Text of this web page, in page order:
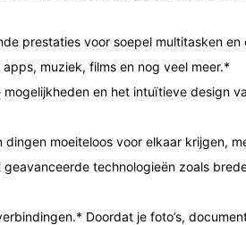
prestaties voor soepel multitasken
muziek, films en nog veel meer.*
en het intuïtieve design
dingen moeiteloos voor elkaar krijgen,
technologieën zoals
Doordat je foto’s,